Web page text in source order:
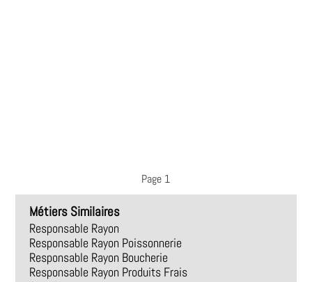
Page 1
Métiers Similaires
Responsable Rayon
Responsable Rayon Poissonnerie
Responsable Rayon Boucherie
Responsable Rayon Produits Frais